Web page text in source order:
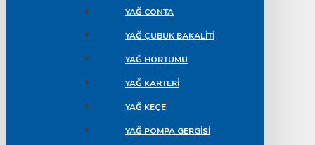
YAĞ CONTA
YAĞ ÇUBUK BAKALITI
YAĞ HORTUMU
YAĞ KARTERI
YAĞ KEÇE
YAĞ POMPA GERGISI